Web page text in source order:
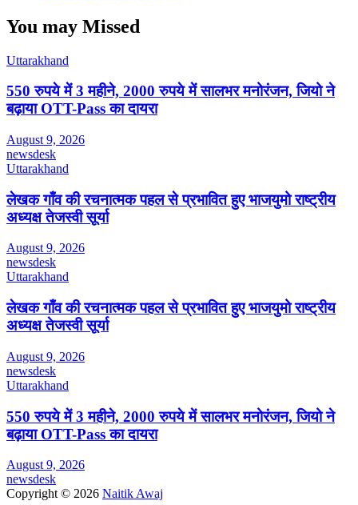
You may Missed
Uttarakhand
550 रुपये में 3 महीने, 2000 रुपये में सालभर मनोरंजन, जियो ने
बढ़ाया OTT-Pass का दायरा
August 9, 2026
newsdesk
Uttarakhand
लेखक गाँव की रचनात्मक पहल से प्रभावित हुए भाजयुमो राष्ट्रीय
अध्यक्ष तेजस्वी सूर्या
August 9, 2026
newsdesk
Uttarakhand
लेखक गाँव की रचनात्मक पहल से प्रभावित हुए भाजयुमो राष्ट्रीय
अध्यक्ष तेजस्वी सूर्या
August 9, 2026
newsdesk
Uttarakhand
550 रुपये में 3 महीने, 2000 रुपये में सालभर मनोरंजन, जियो ने
बढ़ाया OTT-Pass का दायरा
August 9, 2026
newsdesk
Copyright © 2026 Naitik Awaj